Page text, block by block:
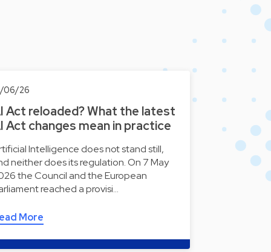
06/26
Act reloaded? What the latest
Act changes mean in practice
Intelligence does not stand still,
neither does its regulation. On 7 May
the Council and the European
reached a provisi…
More